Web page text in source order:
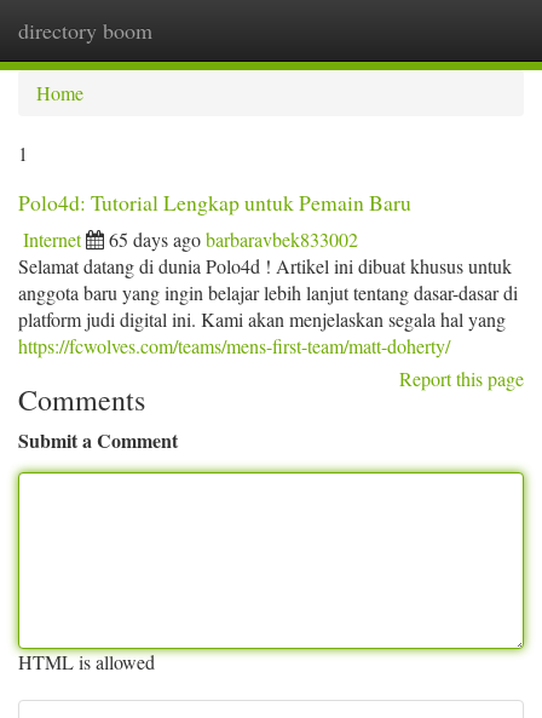
directory boom
Home
1
Polo4d: Tutorial Lengkap untuk Pemain Baru
Internet 65 days agobarbaravbek833002
Selamat datang di dunia Polo4d ! Artikel ini dibuat khusus untuk
anggota baru yang ingin belajar lebih lanjut tentang dasar-dasar di
platform judi digital ini. Kami akan menjelaskan segala hal yang
https://fcwolves.com/teams/mens-first-team/matt-doherty/
Report this page
Comments
Submit a Comment
HTML is allowed